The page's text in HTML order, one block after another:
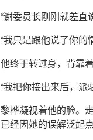
“谢委员长刚刚就差
“我只是跟他说了你的
他终于转过身，背靠
“我把你接出来后，
黎桦凝视着他的脸。
已经因她的误解泛起